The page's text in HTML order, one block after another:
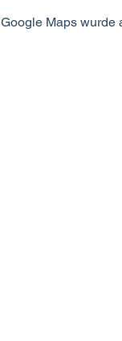
Google Maps wurde